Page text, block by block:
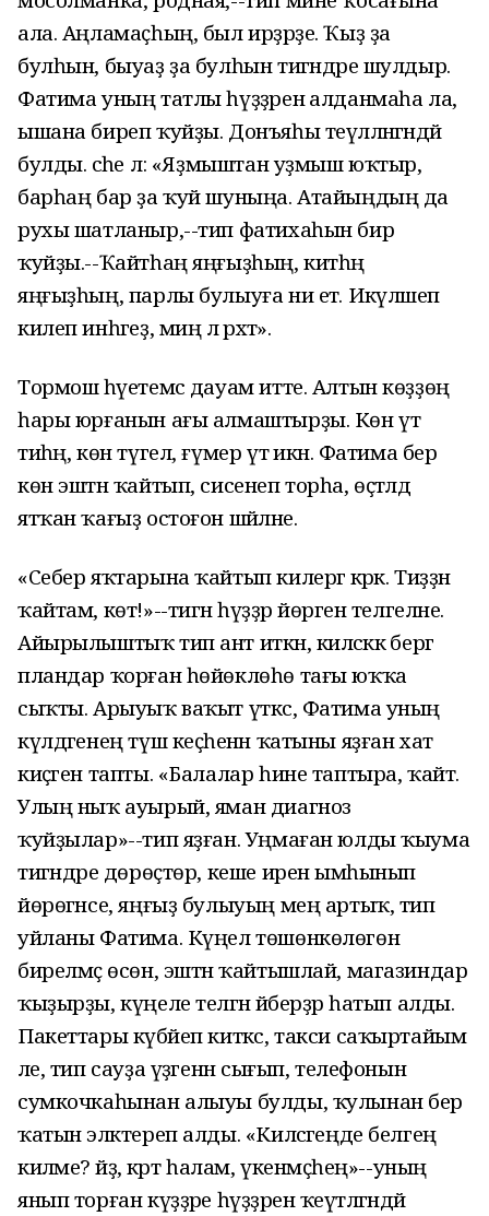
ала. Аңламаҫһың, был ирҙәрҙе. Ҡыҙ ҙа
булһын, быуаҙ ҙа булһын тигәндәре шулдыр.
Фатима уның татлы һүҙҙәренә алданмаһа ла,
ышана биреп ҡуйҙы. Донъяһы теүәлләнгәндәй
булды. әсәһе лә: «Яҙмыштан уҙмыш юҡтыр,
барһаң бар ҙа ҡуй шуныңа. Атайыңдың да
рухы шатланыр,--тип фатихаһын бирә
ҡуйҙы.--Ҡайтһаң яңғыҙһың, китһәң
яңғыҙһың, парлы булыуға ни етә. Икәүләшеп
килеп инһәгеҙ, миңә лә рәхәт».
Тормош һәүетемсә дауам итте. Алтын көҙҙөң
һары юрғанын ағы алмаштырҙы. Көн үтә
тиһәң, көн түгел, ғүмер үтә икән. Фатима бер
көн эштән ҡайтып, сисенеп торһа, өҫтәлдә
ятҡан ҡағыҙ остоғон шәйләне.
«Себер яҡтарына ҡайтып килергә кәрәк. Тиҙҙән
ҡайтам, көт!»--тигән һүҙҙәр йөрәген телгеләне.
Айырылыштыҡ тип ант иткән, киләсәккә бергә
пландар ҡорған һөйөклөһө тағы юҡҡа
сыҡты. Арыуыҡ ваҡыт үткәс, Фатима уның
күлдәгенең түш кеҫәһенән ҡатыны яҙған хат
киҫәген тапты. «Балалар һине таптыра, ҡайт.
Улың ныҡ ауырый, яман диагноз
ҡуйҙылар»--тип яҙған. Уңмаған юлды ҡыума
тигәндәре дөрөҫтөр, кеше иренә ымһынып
йөрөгәнсе, яңғыҙ булыуың мең артыҡ, тип
уйланы Фатима. Күңел төшөнкөлөгөнә
бирелмәҫ өсөн, эштән ҡайтышлай, магазиндар
ҡыҙырҙы, күңеле теләгән әйберҙәр һатып алды.
Пакеттары күбәйеп киткәс, такси саҡыртайым
әле, тип сауҙа үҙәгенән сығып, телефонын
сумкочкаһынан алыуы булды, ҡулынан бер
ҡатын эләктереп алды. «Киләсәгеңде белгең
киләме? әйҙә, кәрт һалам, үкенмәҫһең»--уның
янып торған күҙҙәре һүҙҙәрен ҡеүәтләгәндәй